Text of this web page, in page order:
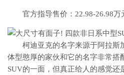
官方指导售价：22.98-26.98万
柯迪亚克的名字来源于阿拉斯
体型憨厚的家伙和它的名字非常搭
SUV的一面，但真正给人的感觉还